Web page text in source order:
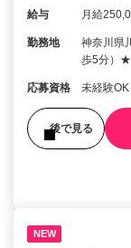
給与 月給
勤務地
神奈川県
歩5分）★
応募資格 未経験
後で見る
NEW